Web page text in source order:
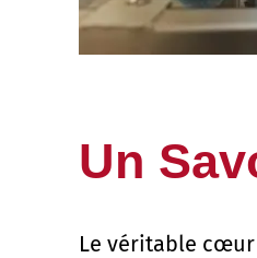
Un
Le véritable cœur